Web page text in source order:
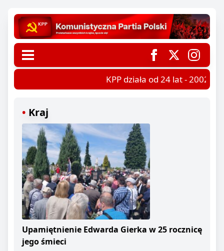
KPP działa od 24 lat - 2002-
Kraj
Upamiętnienie Edwarda Gierka w 25 rocznicę
jego śmieci